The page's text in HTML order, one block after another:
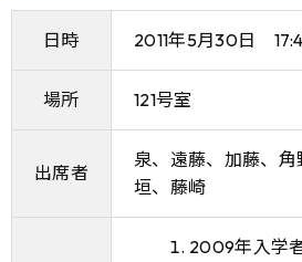
日時 2011年5月30日
場所 121号室
出席者
泉、遠藤、加藤、
垣、藤崎
2009年入学